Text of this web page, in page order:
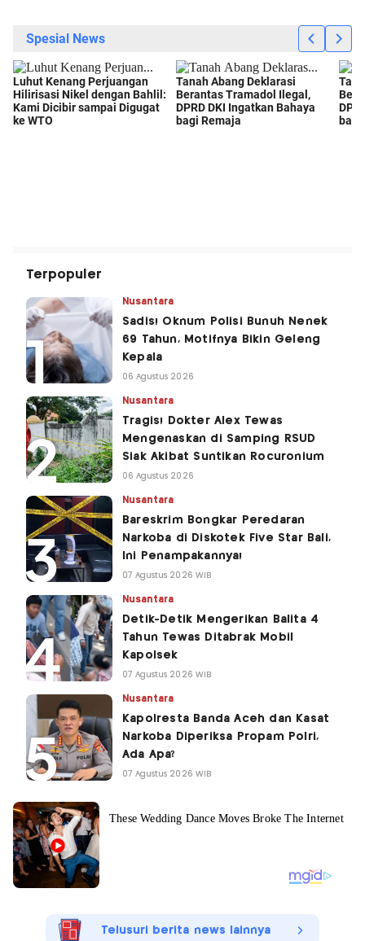
Terpopuler
Nusantara
Sadis! Oknum Polisi Bunuh Nenek
69 Tahun, Motifnya Bikin Geleng
Kepala
06 Agustus 2026
Nusantara
Tragis! Dokter Alex Tewas
Mengenaskan di Samping RSUD
Siak Akibat Suntikan Rocuronium
06 Agustus 2026
Nusantara
Bareskrim Bongkar Peredaran
Narkoba di Diskotek Five Star Bali,
Ini Penampakannya!
07 Agustus 2026 WIB
Nusantara
Detik-Detik Mengerikan Balita 4
Tahun Tewas Ditabrak Mobil
Kapolsek
07 Agustus 2026 WIB
Nusantara
Kapolresta Banda Aceh dan Kasat
Narkoba Diperiksa Propam Polri,
Ada Apa?
07 Agustus 2026 WIB
Telusuri berita news lainnya